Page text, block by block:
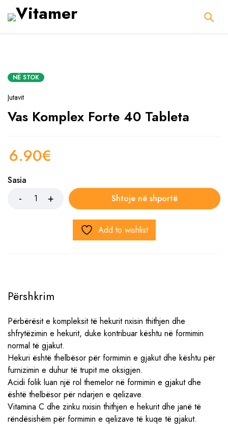
NË STOK
Jutavit
Vas Komplex Forte 40 Tableta
6.90€
Sasia
Shtoje në shportë
Add to wishlist
Përshkrim
Përbërësit e kompleksit të hekurit nxisin thithjen dhe
shfrytëzimin e hekurit, duke kontribuar kështu në formimin
normal të gjakut.
Hekuri është thelbësor për formimin e gjakut dhe kështu për
furnizimin e duhur të trupit me oksigjen.
Acidi folik luan një rol themelor në formimin e gjakut dhe
është thelbësor për ndarjen e qelizave.
Vitamina C dhe zinku nxisin thithjen e hekurit dhe janë të
rëndësishëm për formimin e qelizave të kuqe të gjakut.